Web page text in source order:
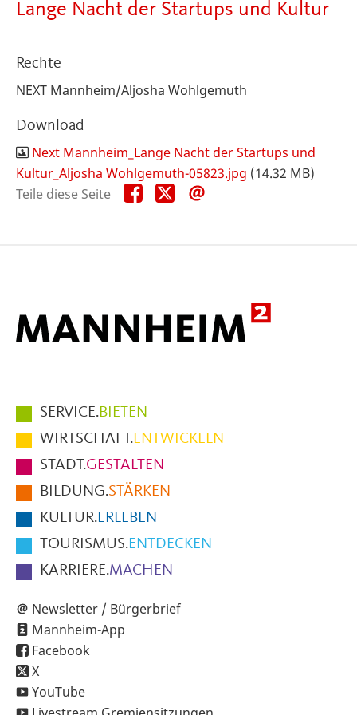
Lange Nacht der Startups und Kultur
Rechte
NEXT Mannheim/Aljosha Wohlgemuth
Download
Next Mannheim_Lange Nacht der Startups und
Kultur_Aljosha Wohlgemuth-05823.jpg (14.32 MB)
Teile diese Seite
Teile
diese
Teile
diese
Hauptmenüpunkte
im
Fußbereich
der
Seite
SERVICE.BIETEN
WIRTSCHAFT.ENTWICKELN
STADT.GESTALTEN
BILDUNG.STÄRKEN
KULTUR.ERLEBEN
TOURISMUS.ENTDECKEN
KARRIERE.MACHEN
Newsletter / Bürgerbrief
Mannheim-App
Facebook
X
YouTube